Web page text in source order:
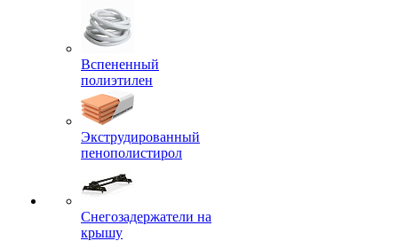
Вспененный
полиэтилен
Экструдированный
пенополистирол
Снегозадержатели на
крышу